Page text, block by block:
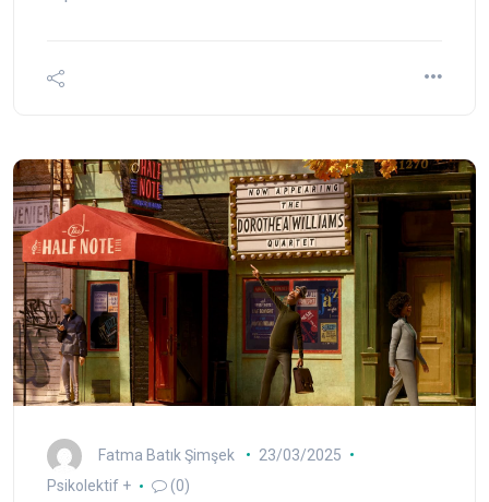
Fatma Batık Şimşek
23/03/2025
Psikolektif +
(0)